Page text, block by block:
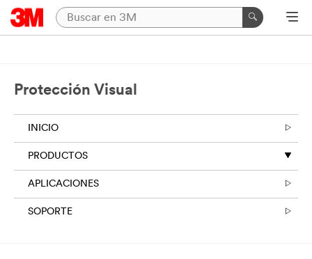
Protección Visual
INICIO
PRODUCTOS
APLICACIONES
SOPORTE